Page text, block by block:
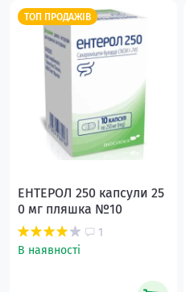
ТОП ПРОДАЖІВ
ЕНТЕРОЛ 250 капсули 25
0 мг пляшка №10
1
В наявності